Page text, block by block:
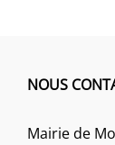
NOUS
Mairie de